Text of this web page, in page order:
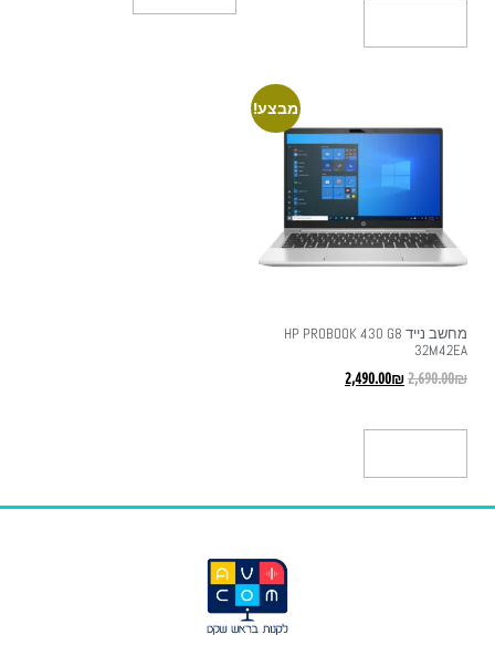
מבצע!
מחשב נייד HP PROBOOK 430 G8
32M42EA
2,690.00₪
2,490.00₪